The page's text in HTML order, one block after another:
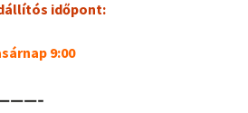
időpont:
9:00